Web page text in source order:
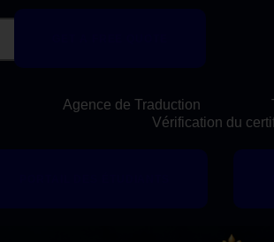
Agence de Traduction
Vérification du
AGENCE DE